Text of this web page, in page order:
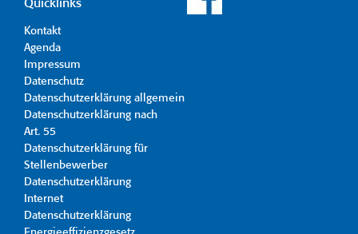
Quicklinks
Kontakt
Agenda
Impressum
Datenschutz
Datenschutzerklärung allgemein
Datenschutzerklärung nach
Art. 55
Datenschutzerklärung für
Stellenbewerber
Datenschutzerklärung
Internet
Datenschutzerklärung